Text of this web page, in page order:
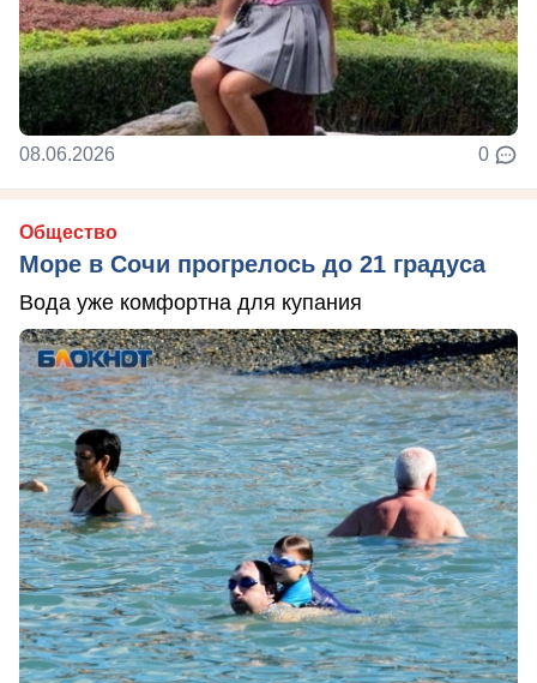
08.06.2026 0
Общество
Море в Сочи прогрелось до 21 градуса
Вода уже комфортна для купания